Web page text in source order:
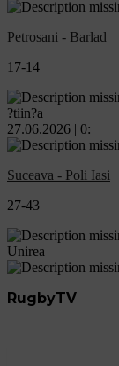
Petrosani - Barlad
17-14
?tiin?a
27.06.2026 | 0:
Suceava - Poli Iasi
27-43
Unirea
RugbyTV